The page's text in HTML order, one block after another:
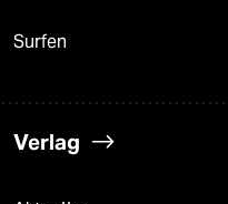
Surfen
Verlag